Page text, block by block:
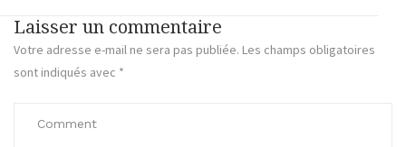
Laisser un commentaire
Votre adresse e-mail ne sera pas publiée. Les champs obligatoires
sont indiqués avec *